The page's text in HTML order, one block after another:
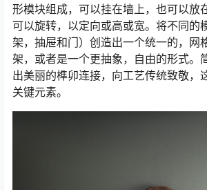
形模块组成，可以挂在墙上，也可以放
可以旋转，以定向或高或宽。将不同的
架，抽屉和门）创造出一个统一的，网
架，或者是一个更抽象，自由的形式。
出美丽的榫卯连接，向工艺传统致敬，
关键元素。